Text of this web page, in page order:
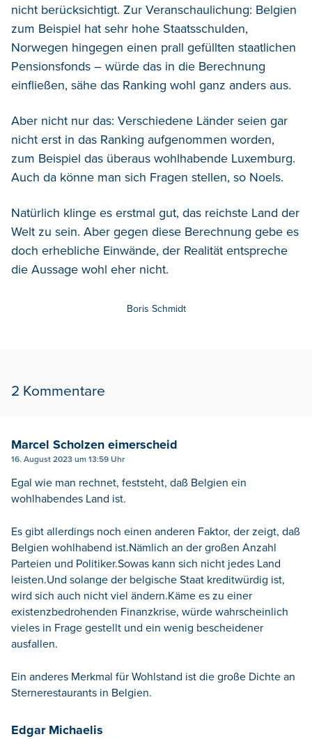
nicht berücksichtigt. Zur Veranschaulichung: Belgien
zum Beispiel hat sehr hohe Staatsschulden,
Norwegen hingegen einen prall gefüllten staatlichen
Pensionsfonds – würde das in die Berechnung
einfließen, sähe das Ranking wohl ganz anders aus.
Aber nicht nur das: Verschiedene Länder seien gar
nicht erst in das Ranking aufgenommen worden,
zum Beispiel das überaus wohlhabende Luxemburg.
Auch da könne man sich Fragen stellen, so Noels.
Natürlich klinge es erstmal gut, das reichste Land der
Welt zu sein. Aber gegen diese Berechnung gebe es
doch erhebliche Einwände, der Realität entspreche
die Aussage wohl eher nicht.
Boris Schmidt
2 Kommentare
Marcel Scholzen eimerscheid
16. August 2023 um 13:59 Uhr
Egal wie man rechnet, feststeht, daß Belgien ein
wohlhabendes Land ist.
Es gibt allerdings noch einen anderen Faktor, der zeigt, daß
Belgien wohlhabend ist.Nämlich an der großen Anzahl
Parteien und Politiker.Sowas kann sich nicht jedes Land
leisten.Und solange der belgische Staat kreditwürdig ist,
wird sich auch nicht viel ändern.Käme es zu einer
existenzbedrohenden Finanzkrise, würde wahrscheinlich
vieles in Frage gestellt und ein wenig bescheidener
ausfallen.
Ein anderes Merkmal für Wohlstand ist die große Dichte an
Sternerestaurants in Belgien.
Edgar Michaelis